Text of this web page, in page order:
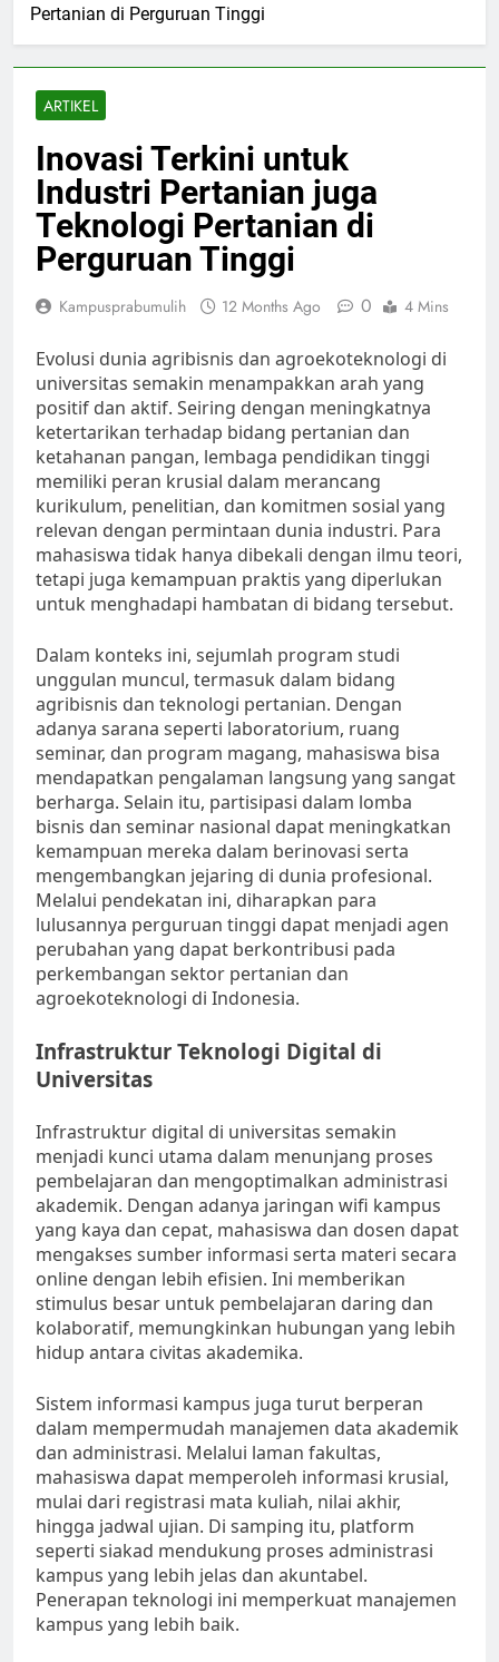
Pertanian di Perguruan Tinggi
ARTIKEL
Inovasi Terkini untuk
Industri Pertanian juga
Teknologi Pertanian di
Perguruan Tinggi
Kampusprabumulih 12 Months Ago 0 4 Mins
Evolusi dunia agribisnis dan agroekoteknologi di
universitas semakin menampakkan arah yang
positif dan aktif. Seiring dengan meningkatnya
ketertarikan terhadap bidang pertanian dan
ketahanan pangan, lembaga pendidikan tinggi
memiliki peran krusial dalam merancang
kurikulum, penelitian, dan komitmen sosial yang
relevan dengan permintaan dunia industri. Para
mahasiswa tidak hanya dibekali dengan ilmu teori,
tetapi juga kemampuan praktis yang diperlukan
untuk menghadapi hambatan di bidang tersebut.
Dalam konteks ini, sejumlah program studi
unggulan muncul, termasuk dalam bidang
agribisnis dan teknologi pertanian. Dengan
adanya sarana seperti laboratorium, ruang
seminar, dan program magang, mahasiswa bisa
mendapatkan pengalaman langsung yang sangat
berharga. Selain itu, partisipasi dalam lomba
bisnis dan seminar nasional dapat meningkatkan
kemampuan mereka dalam berinovasi serta
mengembangkan jejaring di dunia profesional.
Melalui pendekatan ini, diharapkan para
lulusannya perguruan tinggi dapat menjadi agen
perubahan yang dapat berkontribusi pada
perkembangan sektor pertanian dan
agroekoteknologi di Indonesia.
Infrastruktur Teknologi Digital di
Universitas
Infrastruktur digital di universitas semakin
menjadi kunci utama dalam menunjang proses
pembelajaran dan mengoptimalkan administrasi
akademik. Dengan adanya jaringan wifi kampus
yang kaya dan cepat, mahasiswa dan dosen dapat
mengakses sumber informasi serta materi secara
online dengan lebih efisien. Ini memberikan
stimulus besar untuk pembelajaran daring dan
kolaboratif, memungkinkan hubungan yang lebih
hidup antara civitas akademika.
Sistem informasi kampus juga turut berperan
dalam mempermudah manajemen data akademik
dan administrasi. Melalui laman fakultas,
mahasiswa dapat memperoleh informasi krusial,
mulai dari registrasi mata kuliah, nilai akhir,
hingga jadwal ujian. Di samping itu, platform
seperti siakad mendukung proses administrasi
kampus yang lebih jelas dan akuntabel.
Penerapan teknologi ini memperkuat manajemen
kampus yang lebih baik.